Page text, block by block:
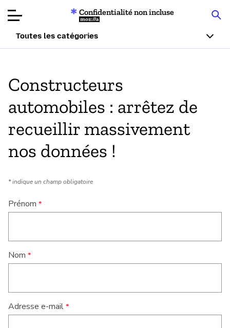
Faire un don
Confidentialité non incluse
Mozilla
Toutes les catégories
Constructeurs
automobiles : arrêtez de
recueillir massivement
nos données !
* indique un champ obligatoire
Prénom
Nom
Adresse e-mail